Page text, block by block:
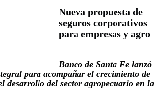
Nueva propuesta de
seguros corporativos
para empresas y agro
Banco de Santa Fe lanzó
para acompañar el crecimiento de
desarrollo del sector agropecuario en la